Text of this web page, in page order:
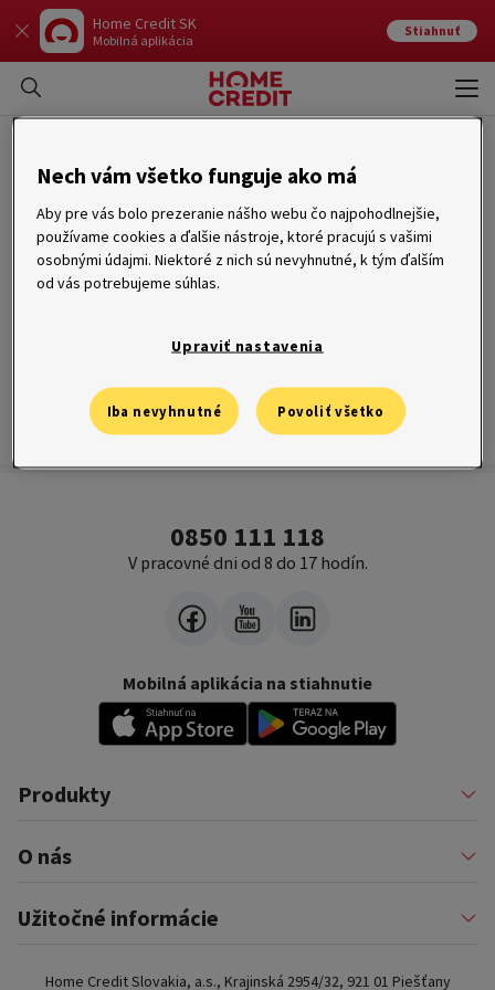
Home Credit SK
Mobilná aplikácia
Stiahnuť
Bezúročné obdobie
Vopred dohodnutéčasové rozmedzie, v ktorom klient môže
čiastky v rámci stanovenej doby. Najčastejšie sa s bezúročným
. Napríklad pri vybraných produktoch od Home Creditu sa
bezúročné obdobie vzťahuje na transakcie uskutočnené v
obchodoch a na internete.
0850 111 118
V pracovné dni od 8 do 17 hodín.
Mobilná aplikácia na stiahnutie
Produkty
Pôžičky
Financovanie podnikateľov
Nákup na splátky a karty
Auto na splátky
O nás
Profil firmy
Pomáhame
Blog
Užitočné informácie
Home Credit Slovakia, a.s., Krajinská 2954/32, 921 01 Piešťany
Nech vám všetko funguje ako má
Aby pre vás bolo prezeranie nášho webu čo najpohodlnejšie,
používame cookies a ďalšie nástroje, ktoré pracujú s vašimi
osobnými údajmi. Niektoré z nich sú nevyhnutné, k tým ďalším
od vás potrebujeme súhlas.
Upraviť nastavenia
Iba nevyhnutné Povoliť všetko